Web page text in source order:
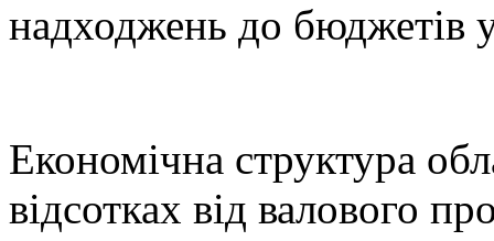
надходжень до бюджетів
Економічна структура
відсотках від валового